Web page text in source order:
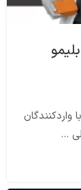
واردکنندگان
...